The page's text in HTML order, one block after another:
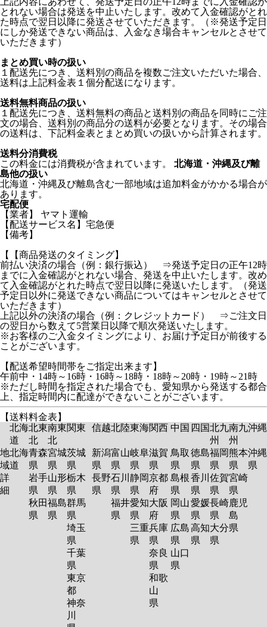
とれない場合は発送を中止いたします。改めて入金確認がとれ
た時点で翌日以降に発送させていただきます。（※発送予定日
にしか発送できない商品は、入金なき場合キャンセルとさせて
いただきます）
まとめ買い時の扱い
１配送先につき、送料別の商品を複数ご注文いただいた場合、
送料は上記料金表１個分配送になります。
送料無料商品の扱い
１配送先につき、送料無料の商品と送料別の商品を同時にご注
文の場合、送料別の商品分の送料が必要となります。その場合
の送料は、下記料金表とまとめ買いの扱いから計算されます。
送料分消費税
この料金には消費税が含まれています。 北海道・沖縄及び離
島他の扱い
北海道・沖縄及び離島含む一部地域は追加料金がかかる場合が
あります。
宅配便
【業者】 ヤマト運輸
【配送サービス名】宅急便
【備考】
【【商品発送のタイミング】
前払い決済の場合（例：銀行振込） ⇒発送予定日の正午12時
までに入金確認がとれない場合、発送を中止いたします。改め
て入金確認がとれた時点で翌日以降に発送いたします。（発送
予定日以外に発送できない商品についてはキャンセルとさせて
いただきます）
上記以外の決済の場合（例：クレジットカード） ⇒ご注文日
の翌日から数えて5営業日以降で順次発送いたします。
※お客様のご入金タイミングにより、お届け予定日が前後する
ことがございます。
【配送希望時間帯をご指定出来ます】
午前中・14時～16時・16時～18時・18時～20時・19時～21時
※ただし時間を指定された場合でも、愛知県から発送する都合
上、指定時間内に配達ができないことがございます。
【送料料金表】
北海
道
北東
北
南東
北
関東 信越北陸東海関西 中国 四国北九
州
南九
州
沖縄
地
域
詳
細
北海
道
青森
県
岩手
県
秋田
県
宮城
県
山形
県
福島
県
茨城
県
栃木
県
群馬
県
埼玉
県
千葉
県
東京
都
神奈
川
新潟
県
長野
県
富山
県
石川
県
福井
県
岐阜
県
静岡
県
愛知
県
三重
県
滋賀
県
京都
府
大阪
府
兵庫
県
奈良
県
和歌
山
県
鳥取
県
島根
県
岡山
県
広島
県
山口
県
徳島
県
香川
県
愛媛
県
高知
県
福岡
県
佐賀
県
長崎
県
大分
県
熊本
県
宮崎
県
鹿児
島
県
沖縄
県